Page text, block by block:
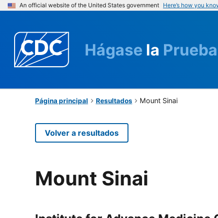
An official website of the United States government Here’s how you
Hágase la Prueba
Página principal Resultados Mount Sinai
Volver a resultados
Mount Sinai